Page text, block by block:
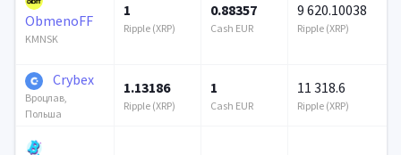
ObmenoFF
KMNSK
1
Ripple (XRP)
0.88357
Cash EUR
9 620.10038
Ripple (XRP)
Crybex
Вроцлав,
Польша
1.13186
Ripple (XRP)
1
Cash EUR
11 318.6
Ripple (XRP)